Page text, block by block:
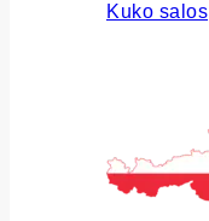
Kuko salos